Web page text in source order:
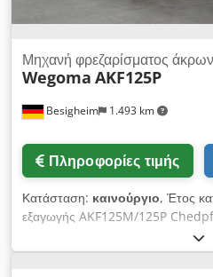
Besigheim 1.493 km
Μηχανή φρεζαρίσματος άκρων
Wegoma AKF125P
Πληροφορίες τιμής
Κατάσταση: καινούργιο, Έτος
εξαγωγής AKF125M/125P
φρεζάρισμα άκρων σε προφίλ από
συσκευή ταχείας αλλαγής